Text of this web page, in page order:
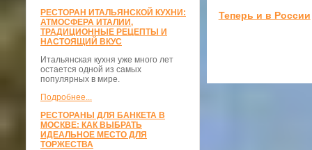
РЕСТОРАН ИТАЛЬЯНСКОЙ КУХНИ:
АТМОСФЕРА ИТАЛИИ,
ТРАДИЦИОННЫЕ РЕЦЕПТЫ И
НАСТОЯЩИЙ ВКУС
Итальянская кухня уже много лет
остается одной из самых
популярных в мире.
Подробнее...
РЕСТОРАНЫ ДЛЯ БАНКЕТА В
МОСКВЕ: КАК ВЫБРАТЬ
ИДЕАЛЬНОЕ МЕСТО ДЛЯ
ТОРЖЕСТВА
Теперь и в России